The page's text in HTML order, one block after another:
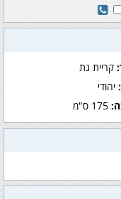
קריית גת
יהודי
175 ס"מ